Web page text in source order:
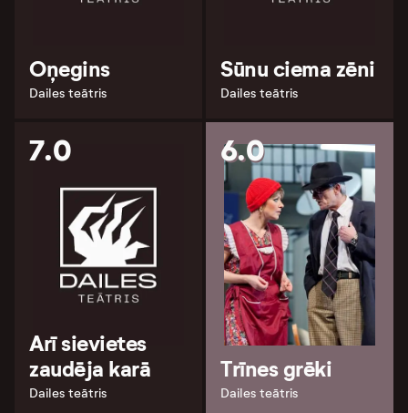
Oņegins
Dailes teātris
Sūnu ciema zēni
Dailes teātris
7.0
Arī sievietes
zaudēja karā
Dailes teātris
6.0
Trīnes grēki
Dailes teātris